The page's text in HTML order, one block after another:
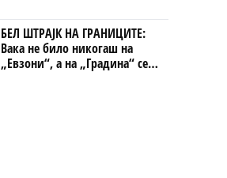
БЕЛ ШТРАЈК НА ГРАНИЦИТЕ:
Вака не било никогаш на
„Евзони“, а на „Градина“ се